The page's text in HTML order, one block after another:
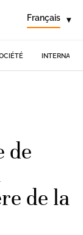
Français ▾
de
de la